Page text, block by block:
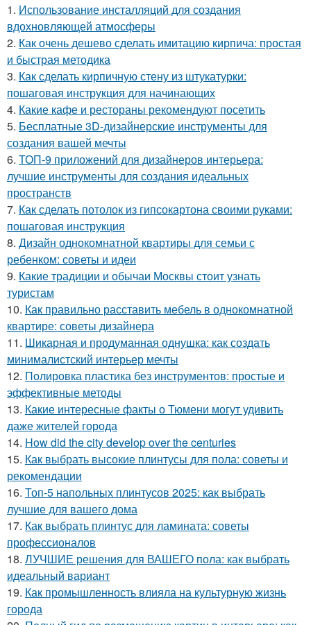
1. Использование инсталляций для создания
вдохновляющей атмосферы
2. Как очень дешево сделать имитацию кирпича: простая
и быстрая методика
3. Как сделать кирпичную стену из штукатурки:
пошаговая инструкция для начинающих
4. Какие кафе и рестораны рекомендуют посетить
5. Бесплатные 3D-дизайнерские инструменты для
создания вашей мечты
6. ТОП-9 приложений для дизайнеров интерьера:
лучшие инструменты для создания идеальных
пространств
7. Как сделать потолок из гипсокартона своими руками:
пошаговая инструкция
8. Дизайн однокомнатной квартиры для семьи с
ребенком: советы и идеи
9. Какие традиции и обычаи Москвы стоит узнать
туристам
10. Как правильно расставить мебель в однокомнатной
квартире: советы дизайнера
11. Шикарная и продуманная однушка: как создать
минималистский интерьер мечты
12. Полировка пластика без инструментов: простые и
эффективные методы
13. Какие интересные факты о Тюмени могут удивить
даже жителей города
14. How did the city develop over the centuries
15. Как выбрать высокие плинтусы для пола: советы и
рекомендации
16. Топ-5 напольных плинтусов 2025: как выбрать
лучшие для вашего дома
17. Как выбрать плинтус для ламината: советы
профессионалов
18. ЛУЧШИЕ решения для ВАШЕГО пола: как выбрать
идеальный вариант
19. Как промышленность влияла на культурную жизнь
города